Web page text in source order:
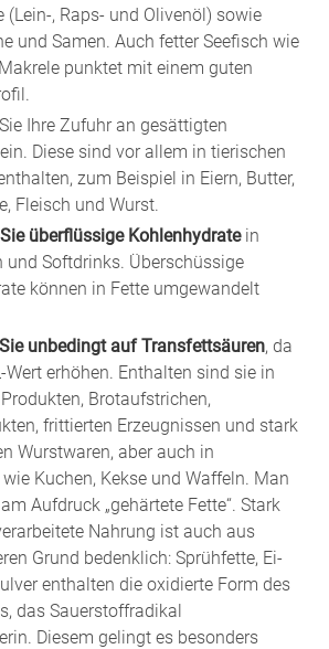
(Lein-, Raps- und Olivenöl) sowie
und Samen. Auch fetter Seefisch wie
punktet mit einem guten
Ihre Zufuhr an gesättigten
Diese sind vor allem in tierischen
zum Beispiel in Eiern, Butter,
Fleisch und Wurst.
überflüssige Kohlenhydratein
und Softdrinks. Überschüssige
können in Fette umgewandelt
unbedingt auf Transfettsäuren, da
Wert erhöhen. Enthalten sind sie in
Brotaufstrichen,
frittierten Erzeugnissen und stark
Wurstwaren, aber auch in
Kuchen, Kekse und Waffeln. Man
Aufdruck „gehärtete Fette“. Stark
Nahrung ist auch aus
Grund bedenklich: Sprühfette, Ei-
enthalten die oxidierte Form des
das Sauerstoffradikal
Diesem gelingt es besonders